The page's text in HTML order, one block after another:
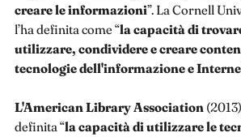
creare le informazioni”. La Cornell
l’ha definita come “la capacità di
utilizzare, condividere e creare
tecnologie dell'informazione e
L'American Library Association
definita “la capacità di utilizzare le